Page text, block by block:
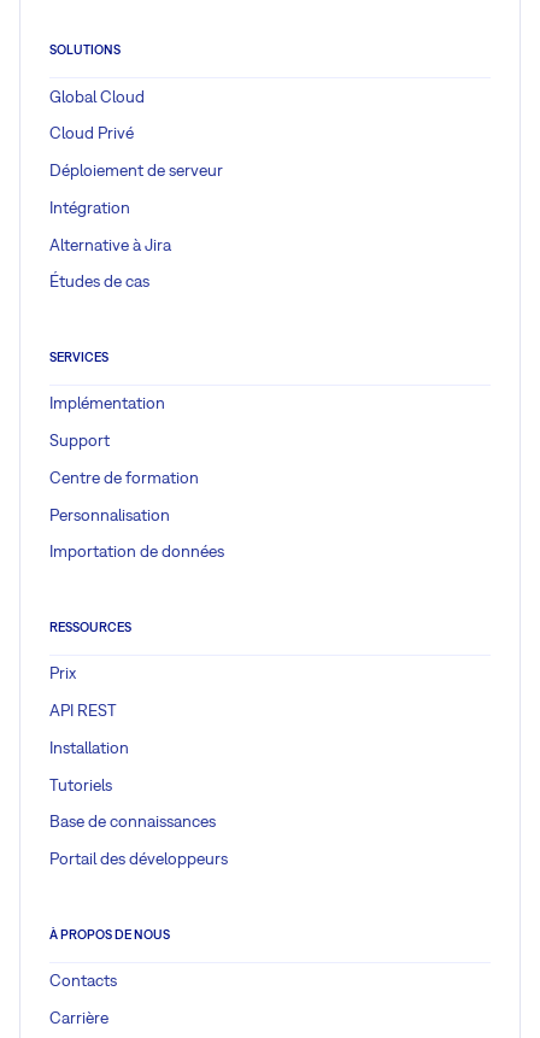
SOLUTIONS
Global Cloud
Cloud Privé
Déploiement de serveur
Intégration
Alternative à Jira
Études de cas
SERVICES
Implémentation
Support
Centre de formation
Personnalisation
Importation de données
RESSOURCES
Prix
API REST
Installation
Tutoriels
Base de connaissances
Portail des développeurs
À PROPOS DE NOUS
Contacts
Carrière